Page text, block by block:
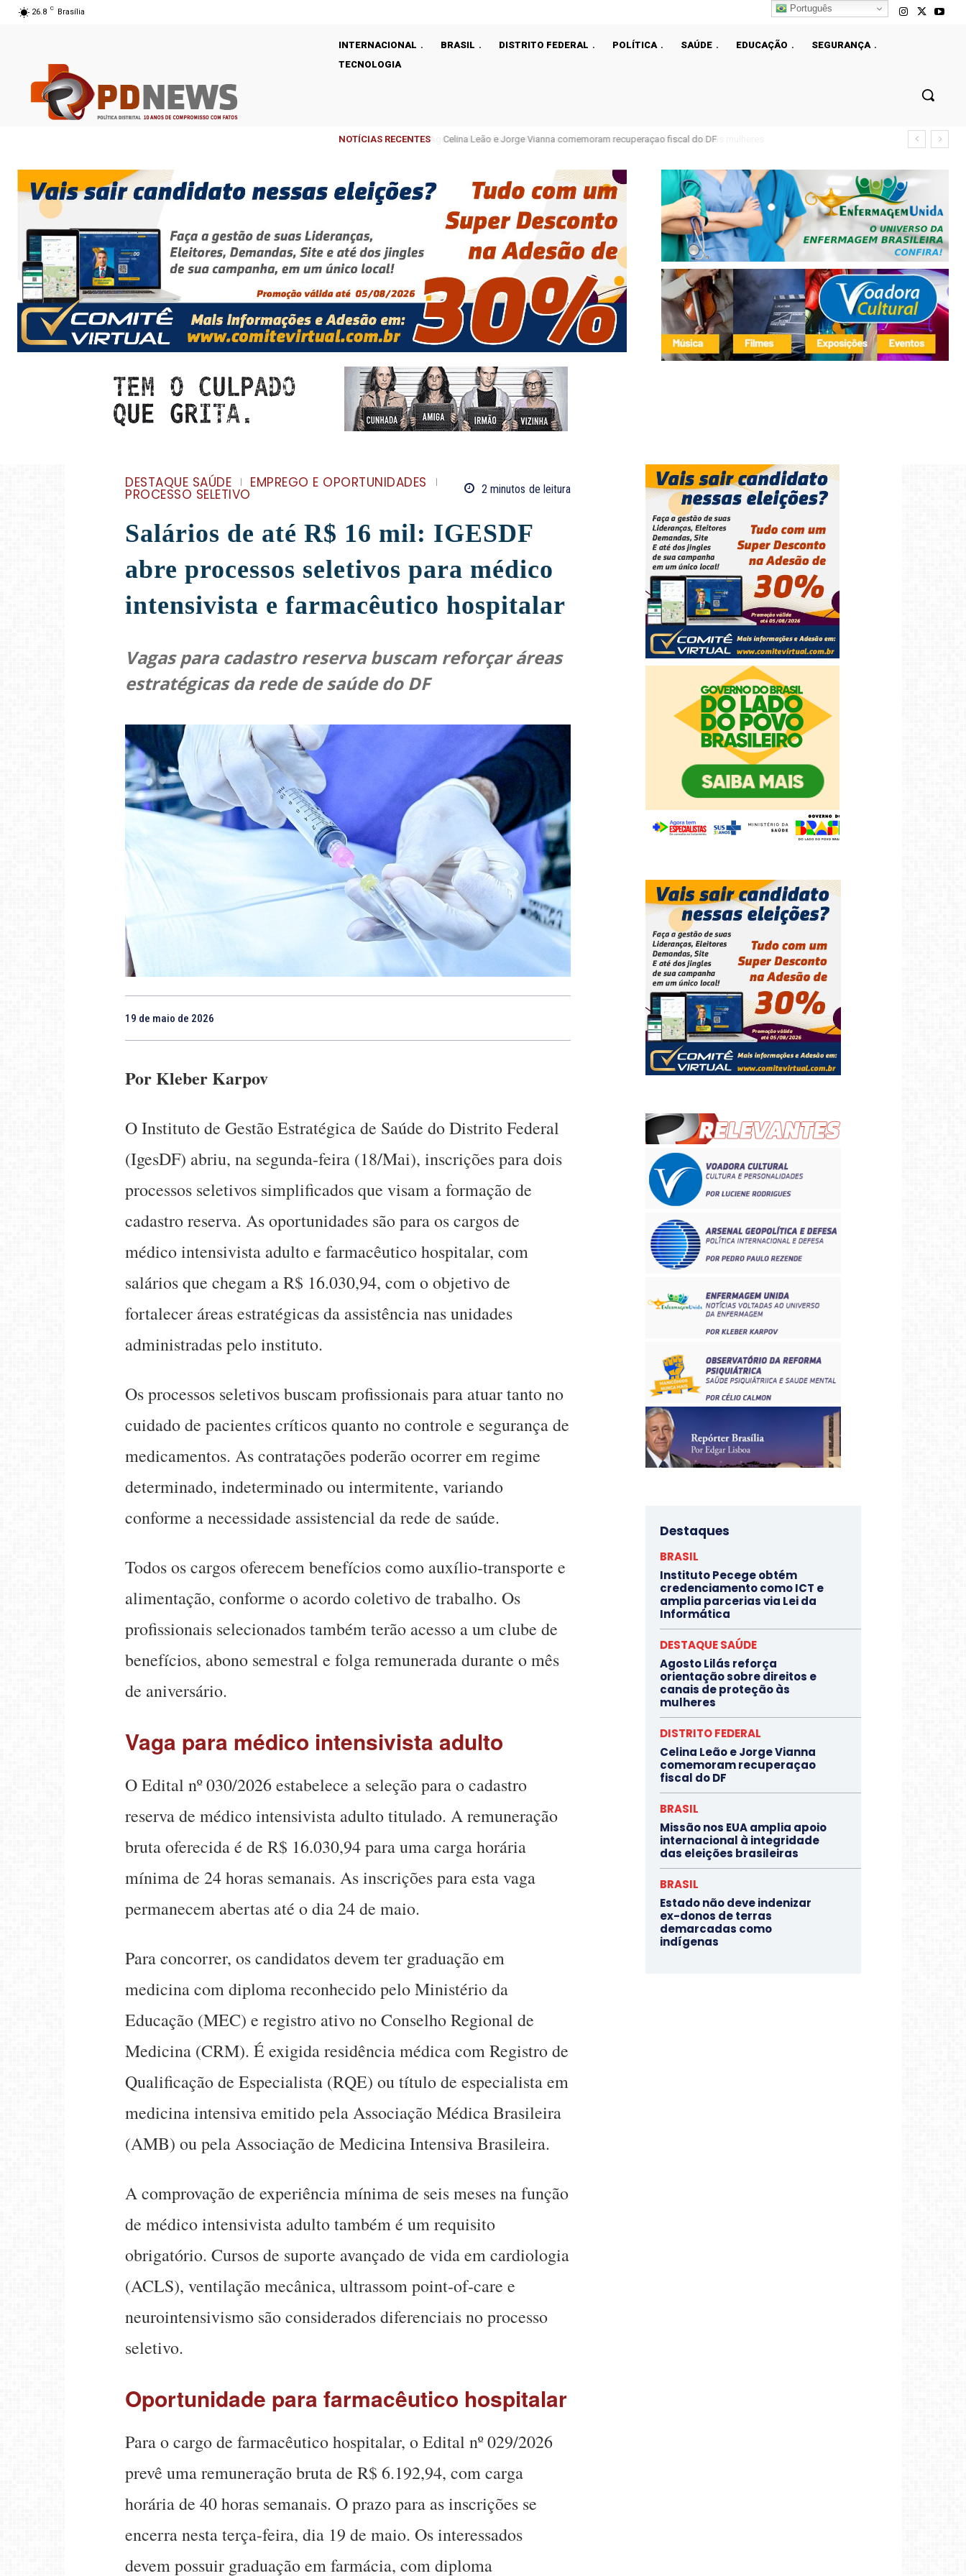
26.8 C Brasília
INTERNACIONAL BRASIL DISTRITO FEDERAL POLÍTICA SAÚDE EDUCAÇÃO
SEGURANÇA
TECNOLOGIA
NOTÍCIAS RECENTES Celina Leão e Jorge Vianna comemoram recuperaçao fiscal do DF
DESTAQUE SAÚDE EMPREGO E OPORTUNIDADES
PROCESSO SELETIVO 2 minutos de leitura
Salários de até R$ 16 mil: IGESDF
abre processos seletivos para médico
intensivista e farmacêutico hospitalar
Vagas para cadastro reserva buscam reforçar áreas
estratégicas da rede de saúde do DF
19 de maio de 2026
Por Kleber Karpov
O Instituto de Gestão Estratégica de Saúde do Distrito Federal
(IgesDF) abriu, na segunda-feira (18/Mai), inscrições para dois
processos seletivos simplificados que visam a formação de
cadastro reserva. As oportunidades são para os cargos de
médico intensivista adulto e farmacêutico hospitalar, com
salários que chegam a R$ 16.030,94, com o objetivo de
fortalecer áreas estratégicas da assistência nas unidades
administradas pelo instituto.
Os processos seletivos buscam profissionais para atuar tanto no
cuidado de pacientes críticos quanto no controle e segurança de
medicamentos. As contratações poderão ocorrer em regime
determinado, indeterminado ou intermitente, variando
conforme a necessidade assistencial da rede de saúde.
Todos os cargos oferecem benefícios como auxílio-transporte e
alimentação, conforme o acordo coletivo de trabalho. Os
profissionais selecionados também terão acesso a um clube de
benefícios, abono semestral e folga remunerada durante o mês
de aniversário.
Vaga para médico intensivista adulto
O Edital nº 030/2026 estabelece a seleção para o cadastro
reserva de médico intensivista adulto titulado. A remuneração
bruta oferecida é de R$ 16.030,94 para uma carga horária
mínima de 24 horas semanais. As inscrições para esta vaga
permanecem abertas até o dia 24 de maio.
Para concorrer, os candidatos devem ter graduação em
medicina com diploma reconhecido pelo Ministério da
Educação (MEC) e registro ativo no Conselho Regional de
Medicina (CRM). É exigida residência médica com Registro de
Qualificação de Especialista (RQE) ou título de especialista em
medicina intensiva emitido pela Associação Médica Brasileira
(AMB) ou pela Associação de Medicina Intensiva Brasileira.
A comprovação de experiência mínima de seis meses na função
de médico intensivista adulto também é um requisito
obrigatório. Cursos de suporte avançado de vida em cardiologia
(ACLS), ventilação mecânica, ultrassom point-of-care e
neurointensivismo são considerados diferenciais no processo
seletivo.
Oportunidade para farmacêutico hospitalar
Para o cargo de farmacêutico hospitalar, o Edital nº 029/2026
prevê uma remuneração bruta de R$ 6.192,94, com carga
horária de 40 horas semanais. O prazo para as inscrições se
encerra nesta terça-feira, dia 19 de maio. Os interessados
devem possuir graduação em farmácia, com diploma
Destaques
BRASIL
Instituto Pecege obtém
credenciamento como ICT e
amplia parcerias via Lei da
Informática
DESTAQUE SAÚDE
Agosto Lilás reforça
orientação sobre direitos e
canais de proteção às
mulheres
DISTRITO FEDERAL
Celina Leão e Jorge Vianna
comemoram recuperaçao
fiscal do DF
BRASIL
Missão nos EUA amplia apoio
internacional à integridade
das eleições brasileiras
BRASIL
Estado não deve indenizar
ex-donos de terras
demarcadas como
indígenas
Português